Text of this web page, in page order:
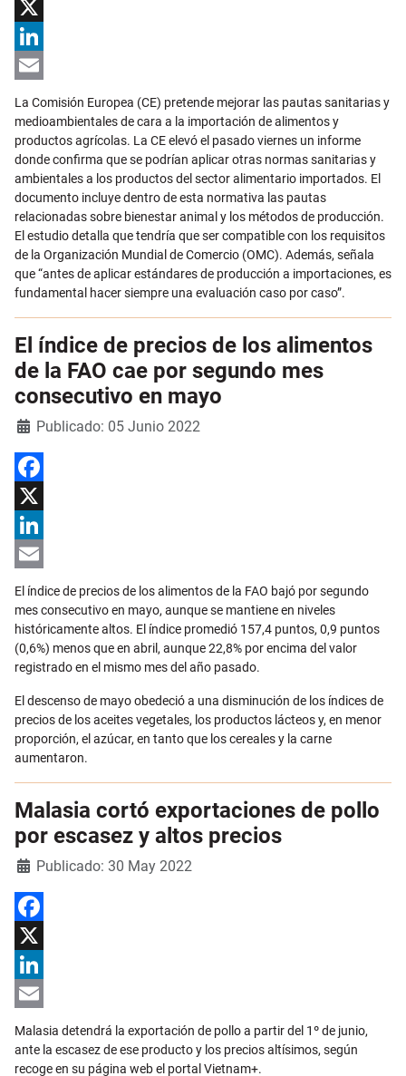
Facebook
X
LinkedIn
La Comisión Europea (CE) pretende mejorar las pautas sanitarias y
medioambientales de cara a la importación de alimentos y
productos agrícolas. La CE elevó el pasado viernes un informe
donde confirma que se podrían aplicar otras normas sanitarias y
ambientales a los productos del sector alimentario importados. El
documento incluye dentro de esta normativa las pautas
relacionadas sobre bienestar animal y los métodos de producción.
El estudio detalla que tendría que ser compatible con los requisitos
de la Organización Mundial de Comercio (OMC). Además, señala
que “antes de aplicar estándares de producción a importaciones, es
fundamental hacer siempre una evaluación caso por caso”.
El índice de precios de los alimentos
de la FAO cae por segundo mes
consecutivo en mayo
DetallesPublicado: 05 Junio 2022
Facebook
X
LinkedIn
Email
El índice de precios de los alimentos de la FAO bajó por segundo
mes consecutivo en mayo, aunque se mantiene en niveles
históricamente altos. El índice promedió 157,4 puntos, 0,9 puntos
(0,6%) menos que en abril, aunque 22,8% por encima del valor
registrado en el mismo mes del año pasado.
El descenso de mayo obedeció a una disminución de los índices de
precios de los aceites vegetales, los productos lácteos y, en menor
proporción, el azúcar, en tanto que los cereales y la carne
aumentaron.
Malasia cortó exportaciones de pollo
por escasez y altos precios
DetallesPublicado: 30 May 2022
Facebook
X
LinkedIn
Email
Malasia detendrá la exportación de pollo a partir del 1º de junio,
ante la escasez de ese producto y los precios altísimos, según
recoge en su página web el portal Vietnam+.